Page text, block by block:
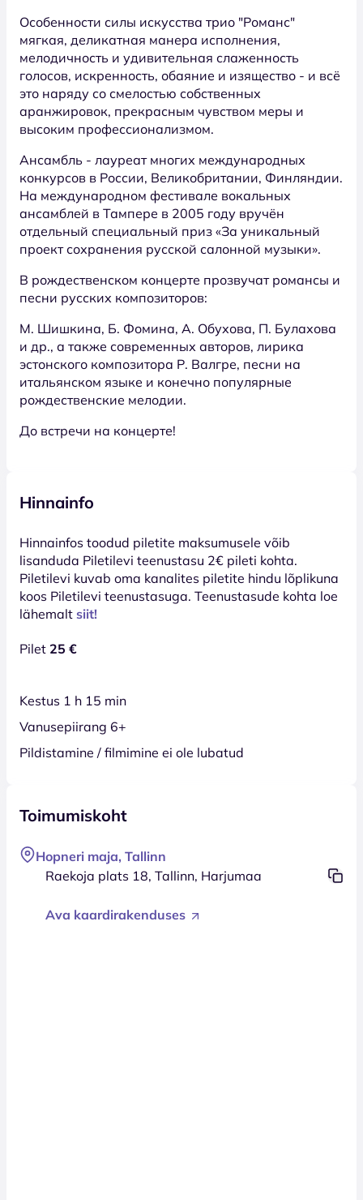
Особенности силы искусства трио "Романс"
мягкая, деликатная манера исполнения,
мелодичность и удивительная слаженность
голосов, искренность, обаяние и изящество - и всё
это наряду со смелостью собственных
аранжировок, прекрасным чувством меры и
высоким профессионализмом.
Ансамбль - лауреат многих международных
конкурсов в России, Великобритании, Финляндии.
На международном фестивале вокальных
ансамблей в Тампере в 2005 году вручён
отдельный специальный приз «За уникальный
проект сохранения русской салонной музыки».
В рождественском концерте прозвучат романсы и
песни русских композиторов:
М. Шишкина, Б. Фомина, А. Обухова, П. Булахова
и др., а также современных авторов, лирика
эстонского композитора Р. Валгре, песни на
итальянском языке и конечно популярные
рождественские мелодии.
До встречи на концерте!
Hinnainfo
Hinnainfos toodud piletite maksumusele võib
lisanduda Piletilevi teenustasu 2€ pileti kohta.
Piletilevi kuvab oma kanalites piletite hindu lõplikuna
koos Piletilevi teenustasuga. Teenustasude kohta loe
lähemalt siit!
Pilet 25 €
Kestus 1 h 15 min
Vanusepiirang 6+
Pildistamine / filmimine ei ole lubatud
Toimumiskoht
Hopneri maja, Tallinn
Raekoja plats 18, Tallinn, Harjumaa
Ava kaardirakenduses